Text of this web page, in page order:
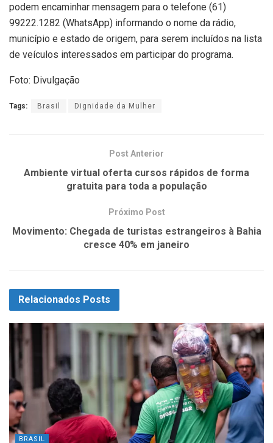
podem encaminhar mensagem para o telefone (61)
99222.1282 (WhatsApp) informando o nome da rádio,
município e estado de origem, para serem incluídos na lista
de veículos interessados em participar do programa.
Foto: Divulgação
Tags: Brasil Dignidade da Mulher
Post Anterior
Ambiente virtual oferta cursos rápidos de forma
gratuita para toda a população
Próximo Post
Movimento: Chegada de turistas estrangeiros à Bahia
cresce 40% em janeiro
Relacionados Posts
BRASIL